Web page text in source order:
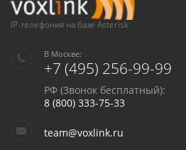
в соответствии с Политикой в
данныхи Политикой
IP-телефония на базе Asterisk
В Москве:
+7 (495) 256-99-99
РФ (Звонок бесплатный):
8 (800) 333-75-33
team@voxlink.ru